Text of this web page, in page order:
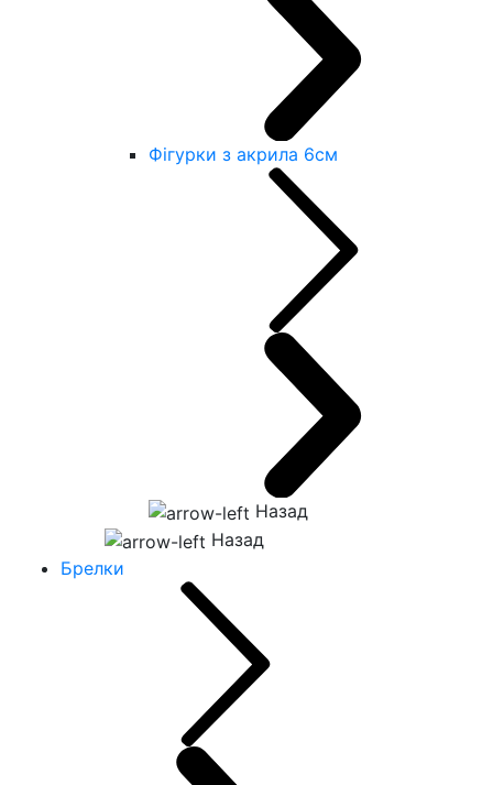
Фігурки з акрила 6см
Назад
Назад
Брелки